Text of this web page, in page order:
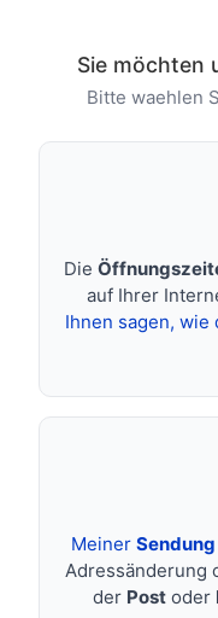
Sie möchten
Bitte waehlen
Die
auf Ihrer
Ihnen sagen,
Meiner Sendung
Adressänderung
der Post oder